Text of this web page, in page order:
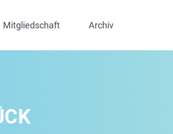
Mitgliedschaft Archiv